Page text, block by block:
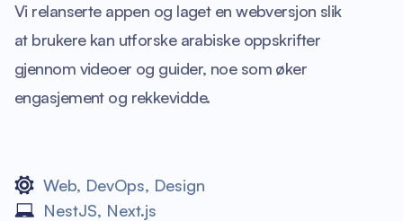
Vi relanserte appen og laget en webversjon slik
at brukere kan utforske arabiske oppskrifter
gjennom videoer og guider, noe som øker
engasjement og rekkevidde.
Web, DevOps, Design
NestJS, Next.js